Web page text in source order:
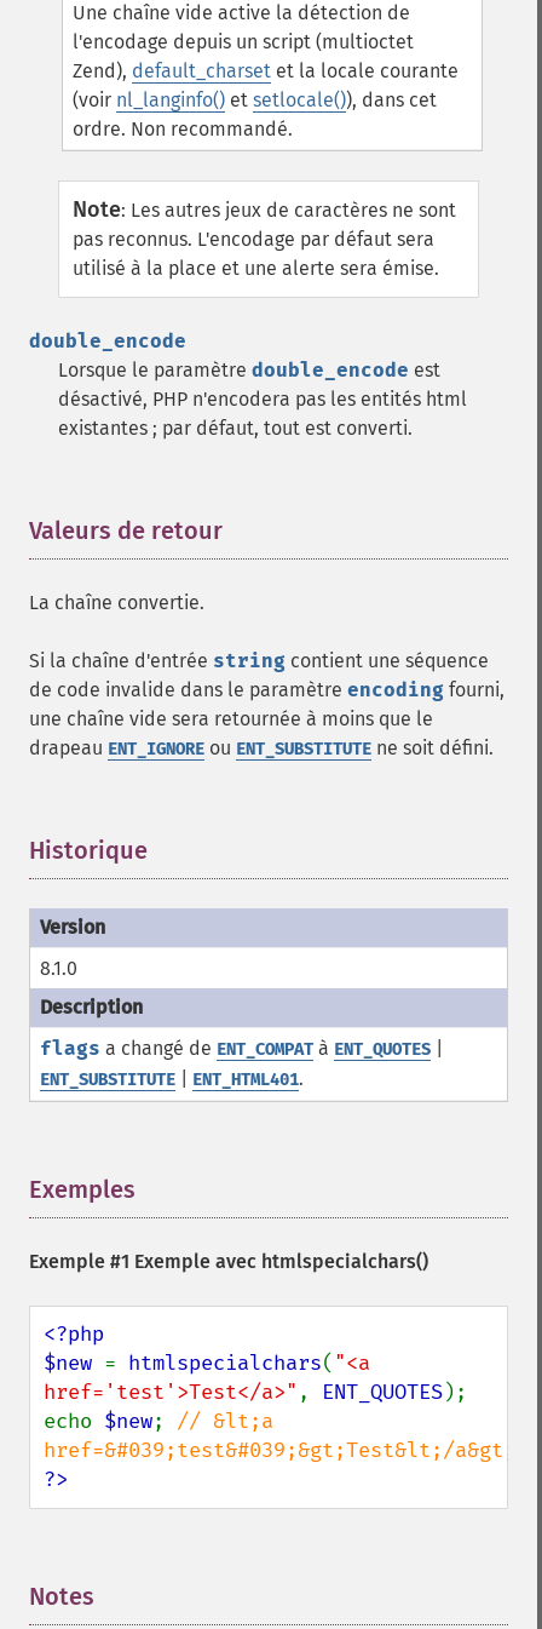
Une chaîne vide active la détection de
l'encodage depuis un script (multioctet
Zend), default_charset et la locale courante
(voir nl_langinfo() etsetlocale()), dans cet
ordre. Non recommandé.
Note: Les autres jeux de caractères ne sont
pas reconnus. L'encodage par défaut sera
utilisé à la place et une alerte sera émise.
double_encode
Lorsque le paramètre double_encode est
désactivé, PHP n'encodera pas les entités html
existantes ; par défaut, tout est converti.
Valeurs de retour
La chaîne convertie.
Si la chaîne d'entrée string contient une séquence
de code invalide dans le paramètre encoding fourni,
une chaîne vide sera retournée à moins que le
drapeau ENT_IGNORE ou ENT_SUBSTITUTE ne soit défini.
Historique
8.1.0
flags a changé de ENT_COMPAT à ENT_QUOTES
ENT_SUBSTITUTE ENT_HTML401.
Exemples
Exemple #1 Exemple avec htmlspecialchars()
<?php
$new = htmlspecialchars( "<a
href='test'>Test</a>" , ENT_QUOTES);
echo $new; // &lt;a
?>
Notes